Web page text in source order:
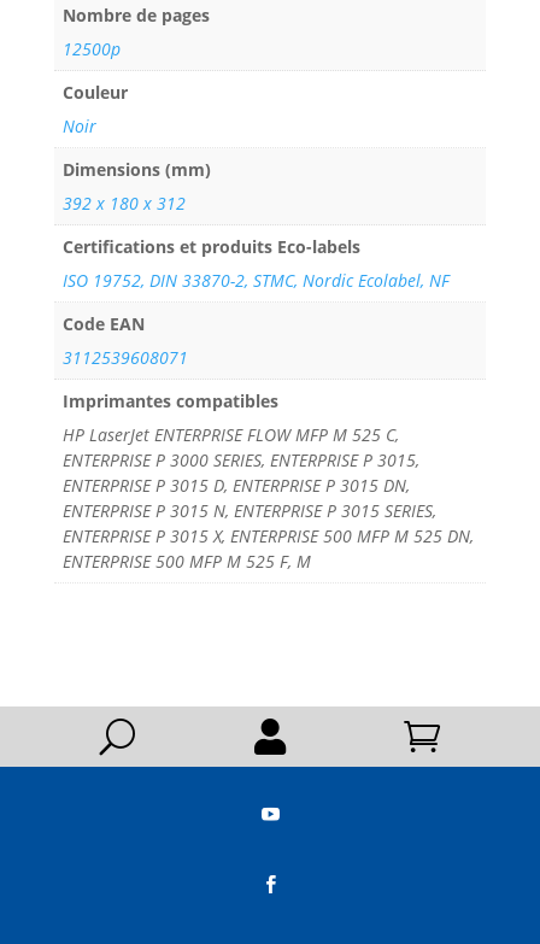
Nombre de pages
12500p
Couleur
Noir
Dimensions (mm)
392 x 180 x 312
Certifications et produits Eco-labels
ISO 19752, DIN 33870-2, STMC, Nordic Ecolabel, NF
Code EAN
3112539608071
Imprimantes compatibles
HP LaserJet ENTERPRISE FLOW MFP M 525 C,
ENTERPRISE P 3000 SERIES, ENTERPRISE P 3015,
ENTERPRISE P 3015 D, ENTERPRISE P 3015 DN,
ENTERPRISE P 3015 N, ENTERPRISE P 3015 SERIES,
ENTERPRISE P 3015 X, ENTERPRISE 500 MFP M 525 DN,
ENTERPRISE 500 MFP M 525 F, M
U  

